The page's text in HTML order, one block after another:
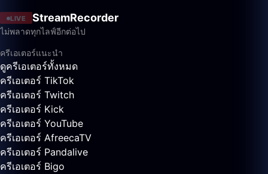
LIVE StreamRecorder
ไม่พลาดทุกไลฟ์อีกต่อไป
ครีเอเตอร์แนะนำ
ดูครีเอเตอร์ทั้งหมด
ครีเอเตอร์ TikTok
ครีเอเตอร์ Twitch
ครีเอเตอร์ Kick
ครีเอเตอร์ YouTube
ครีเอเตอร์ AfreecaTV
ครีเอเตอร์ Pandalive
ครีเอเตอร์ Bigo